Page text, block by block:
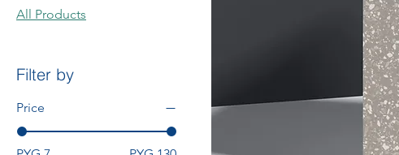
All Products
Filter by
Price